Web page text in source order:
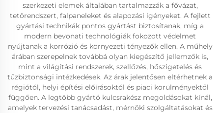
szerkezeti elemek általában tartalmazzák a fővázat,
tetőrendszert, falpaneleket és alapozási igényeket. A fejlett
gyártási technikák pontos gyártást biztosítanak, míg a
modern bevonati technológiák fokozott védelmet
nyújtanak a korrózió és környezeti tényezők ellen. A műhely
árában szerepelnek továbbá olyan kiegészítő jellemzők is,
mint a világítási rendszerek, szellőzés, hőszigetelés és
tűzbiztonsági intézkedések. Az árak jelentősen eltérhetnek a
régiótól, helyi építési előírásoktól és piaci körülményektől
függően. A legtöbb gyártó kulcsrakész megoldásokat kínál,
amelyek tervezési tanácsadást, mérnöki szolgáltatásokat és